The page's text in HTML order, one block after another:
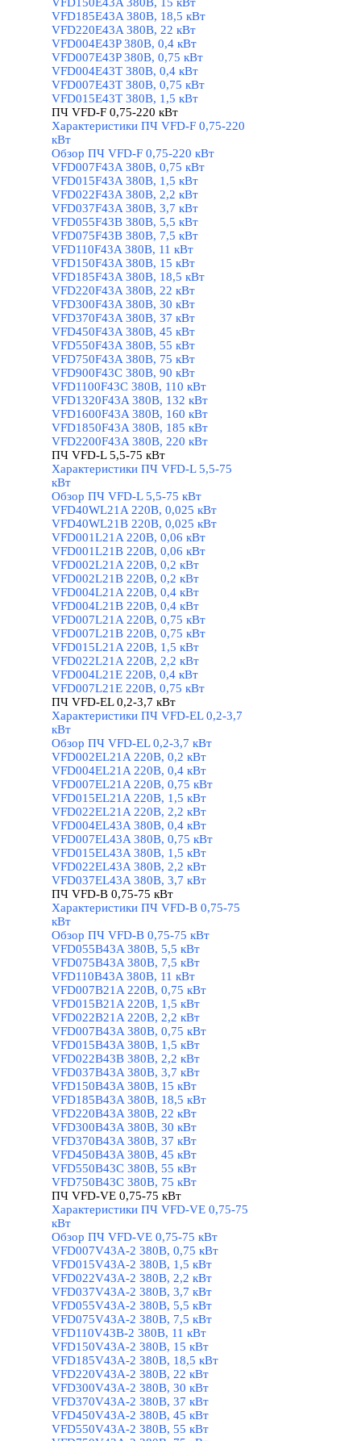
VFD185E43A 380В, 18,5 кВт
VFD220E43A 380В, 22 кВт
VFD004E43P 380В, 0,4 кВт
VFD007E43P 380В, 0,75 кВт
VFD004E43T 380В, 0,4 кВт
VFD007E43T 380В, 0,75 кВт
VFD015E43T 380В, 1,5 кВт
ПЧ VFD-F 0,75-220 кВт
Характеристики ПЧ VFD-F 0,75-220
кВт
Обзор ПЧ VFD-F 0,75-220 кВт
VFD007F43A 380В, 0,75 кВт
VFD015F43A 380В, 1,5 кВт
VFD022F43A 380В, 2,2 кВт
VFD037F43A 380В, 3,7 кВт
VFD055F43B 380В, 5,5 кВт
VFD075F43B 380В, 7,5 кВт
VFD110F43A 380В, 11 кВт
VFD150F43A 380В, 15 кВт
VFD185F43A 380В, 18,5 кВт
VFD220F43A 380В, 22 кВт
VFD300F43A 380В, 30 кВт
VFD370F43A 380В, 37 кВт
VFD450F43A 380В, 45 кВт
VFD550F43A 380В, 55 кВт
VFD750F43A 380В, 75 кВт
VFD900F43C 380В, 90 кВт
VFD1100F43C 380В, 110 кВт
VFD1320F43A 380В, 132 кВт
VFD1600F43A 380В, 160 кВт
VFD1850F43A 380В, 185 кВт
VFD2200F43A 380В, 220 кВт
ПЧ VFD-L 5,5-75 кВт
Характеристики ПЧ VFD-L 5,5-75
кВт
Обзор ПЧ VFD-L 5,5-75 кВт
VFD40WL21A 220В, 0,025 кВт
VFD40WL21B 220В, 0,025 кВт
VFD001L21A 220В, 0,06 кВт
VFD001L21B 220В, 0,06 кВт
VFD002L21A 220В, 0,2 кВт
VFD002L21B 220В, 0,2 кВт
VFD004L21A 220В, 0,4 кВт
VFD004L21B 220В, 0,4 кВт
VFD007L21A 220В, 0,75 кВт
VFD007L21B 220В, 0,75 кВт
VFD015L21A 220В, 1,5 кВт
VFD022L21A 220В, 2,2 кВт
VFD004L21E 220В, 0,4 кВт
VFD007L21E 220В, 0,75 кВт
ПЧ VFD-EL 0,2-3,7 кВт
Характеристики ПЧ VFD-EL 0,2-3,7
кВт
Обзор ПЧ VFD-EL 0,2-3,7 кВт
VFD002EL21A 220В, 0,2 кВт
VFD004EL21A 220В, 0,4 кВт
VFD007EL21A 220В, 0,75 кВт
VFD015EL21A 220В, 1,5 кВт
VFD022EL21A 220В, 2,2 кВт
VFD004EL43A 380В, 0,4 кВт
VFD007EL43A 380В, 0,75 кВт
VFD015EL43A 380В, 1,5 кВт
VFD022EL43A 380В, 2,2 кВт
VFD037EL43A 380В, 3,7 кВт
ПЧ VFD-B 0,75-75 кВт
Характеристики ПЧ VFD-B 0,75-75
кВт
Обзор ПЧ VFD-B 0,75-75 кВт
VFD055В43A 380В, 5,5 кВт
VFD075B43A 380В, 7,5 кВт
VFD110B43A 380В, 11 кВт
VFD007B21A 220В, 0,75 кВт
VFD015B21A 220В, 1,5 кВт
VFD022B21A 220В, 2,2 кВт
VFD007B43A 380В, 0,75 кВт
VFD015B43A 380В, 1,5 кВт
VFD022B43B 380В, 2,2 кВт
VFD037B43A 380В, 3,7 кВт
VFD150B43A 380В, 15 кВт
VFD185B43A 380В, 18,5 кВт
VFD220B43A 380В, 22 кВт
VFD300B43A 380В, 30 кВт
VFD370B43A 380В, 37 кВт
VFD450B43A 380В, 45 кВт
VFD550B43C 380В, 55 кВт
VFD750B43C 380В, 75 кВт
ПЧ VFD-VE 0,75-75 кВт
Характеристики ПЧ VFD-VE 0,75-75
кВт
Обзор ПЧ VFD-VE 0,75-75 кВт
VFD007V43A-2 380В, 0,75 кВт
VFD015V43A-2 380В, 1,5 кВт
VFD022V43A-2 380В, 2,2 кВт
VFD037V43A-2 380В, 3,7 кВт
VFD055V43A-2 380В, 5,5 кВт
VFD075V43A-2 380В, 7,5 кВт
VFD110V43B-2 380В, 11 кВт
VFD150V43A-2 380В, 15 кВт
VFD185V43A-2 380В, 18,5 кВт
VFD220V43A-2 380В, 22 кВт
VFD300V43A-2 380В, 30 кВт
VFD370V43A-2 380В, 37 кВт
VFD450V43A-2 380В, 45 кВт
VFD550V43A-2 380В, 55 кВт